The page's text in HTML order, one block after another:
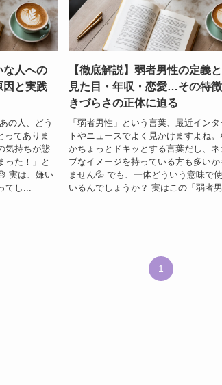
な人への
因と実践
の人、どう
ってありま
気持ちが態
った！」と
実は、嫌い
し...
【徹底解説】弱者男性の定義
見た目・年収・恋愛…その特
きづらさの正体に迫る
「弱者男性」という言葉、最近インタ
トやニュースでよく見かけますよね
かちょっとドキッとする言葉だし、ネ
ブなイメージを持っている方も多いか
ません💦 でも、一体どういう意味で
いるんでしょうか？ 実はこの「弱者男
1